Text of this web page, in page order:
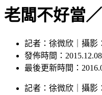
老闆不好當
記者：徐微欣｜攝影
發佈時間：
最後更新時間：
記者 ： 徐微欣 攝影